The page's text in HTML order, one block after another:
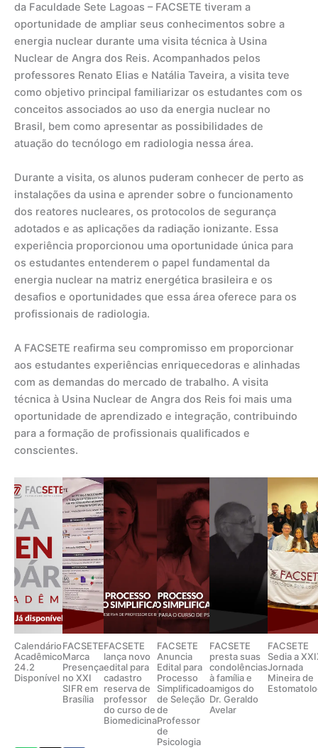
da Faculdade Sete Lagoas – FACSETE tiveram a
oportunidade de ampliar seus conhecimentos sobre a
energia nuclear durante uma visita técnica à Usina
Nuclear de Angra dos Reis. Acompanhados pelos
professores Renato Elias e Natália Taveira, a visita teve
como objetivo principal familiarizar os estudantes com os
conceitos associados ao uso da energia nuclear no
Brasil, bem como apresentar as possibilidades de
atuação do tecnólogo em radiologia nessa área.
Durante a visita, os alunos puderam conhecer de perto as
instalações da usina e aprender sobre o funcionamento
dos reatores nucleares, os protocolos de segurança
adotados e as aplicações da radiação ionizante. Essa
experiência proporcionou uma oportunidade única para
os estudantes entenderem o papel fundamental da
energia nuclear na matriz energética brasileira e os
desafios e oportunidades que essa área oferece para os
profissionais de radiologia.
A FACSETE reafirma seu compromisso em proporcionar
aos estudantes experiências enriquecedoras e alinhadas
com as demandas do mercado de trabalho. A visita
técnica à Usina Nuclear de Angra dos Reis foi mais uma
oportunidade de aprendizado e integração, contribuindo
para a formação de profissionais qualificados e
conscientes.
Calendário
Acadêmico
24.2
Disponível
FACSETE
Marca
Presença
no XXI
SIFR em
Brasília
FACSETE
lança novo
edital para
cadastro
reserva de
professor
do curso de
Biomedicina
FACSETE
Anuncia
Edital para
Processo
Simplificado
de Seleção
de
Professor
de
Psicologia
FACSETE
presta suas
condolências
à família e
amigos do
Dr. Geraldo
Avelar
FACSETE
Sedia a
Jornada
Mineira de